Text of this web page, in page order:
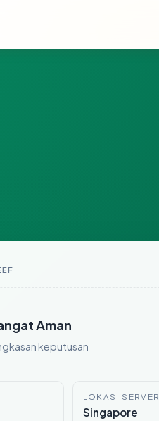
Aman
keputusan
LOKASI SERVER
Singapore